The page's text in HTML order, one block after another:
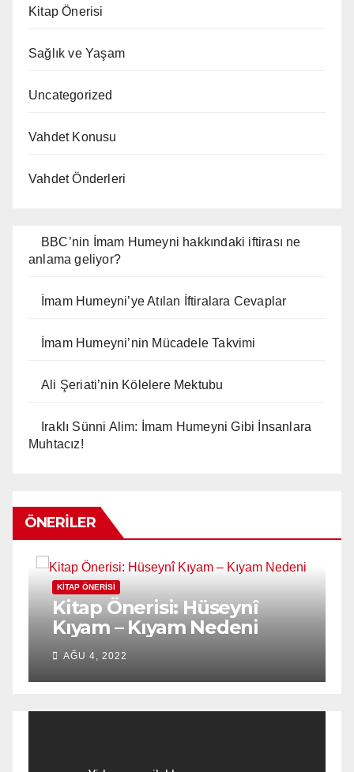
Kitap Önerisi
Sağlık ve Yaşam
Uncategorized
Vahdet Konusu
Vahdet Önderleri
BBC’nin İmam Humeyni hakkındaki iftirası ne
anlama geliyor?
İmam Humeyni’ye Atılan İftiralara Cevaplar
İmam Humeyni’nin Mücadele Takvimi
Ali Şeriati’nin Kölelere Mektubu
Iraklı Sünni Alim: İmam Humeyni Gibi İnsanlara
Muhtacız!
ÖNERILER
KITAP ÖNERISI
Kitap Önerisi: Hüseynî
Kıyam – Kıyam Nedeni
AĞU 4, 2022